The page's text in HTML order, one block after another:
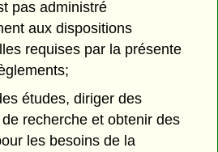
pas administré
aux dispositions
requises par la présente
études, diriger des
recherche et obtenir des
les besoins de la